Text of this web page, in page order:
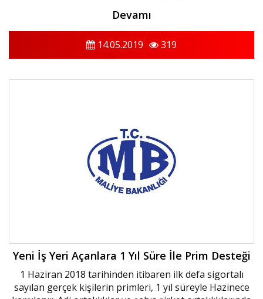
Devamı
14.05.2019 319
Yeni İş Yeri Açanlara 1 Yıl Süre İle Prim Desteği
1 Haziran 2018 tarihinden itibaren ilk defa sigortalı
sayılan gerçek kişilerin primleri, 1 yıl süreyle Hazinece